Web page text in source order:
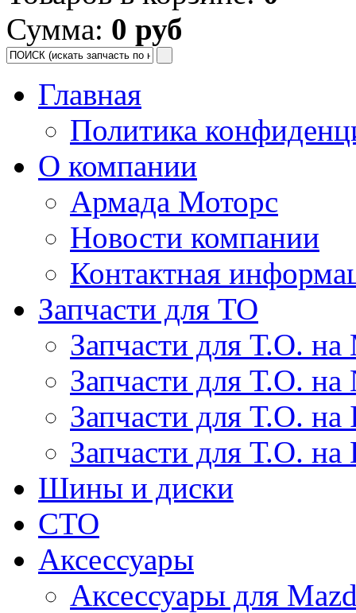
Сумма: 0 руб
Главная
Политика
О компании
Армада Моторс
Новости компании
Контактная
Запчасти для ТО
Запчасти для Т.О. на
Запчасти для Т.О. на
Запчасти для Т.О.
Запчасти для Т.О. на
Шины и диски
СТО
Аксессуары
Аксессуары для